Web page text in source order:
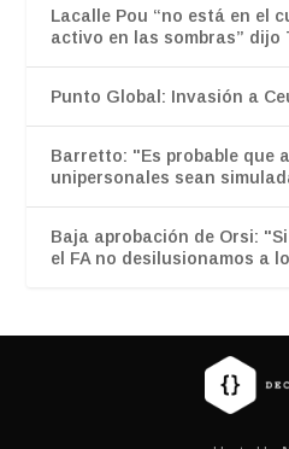
Lacalle Pou “no está en el
activo en las sombras” dijo
Punto Global: Invasión a
Barretto: "Es probable que
unipersonales sean
Baja aprobación de Orsi:
el FA no desilusionamos a